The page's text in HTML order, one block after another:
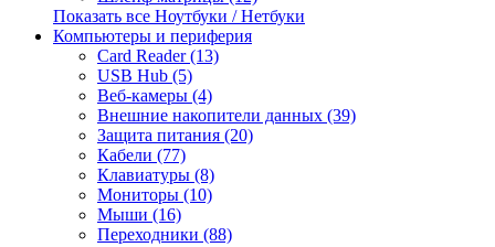
Показать все Ноутбуки / Нетбуки
Компьютеры и периферия
Card Reader (13)
USB Hub (5)
Веб-камеры (4)
Внешние накопители данных (39)
Защита питания (20)
Кабели (77)
Клавиатуры (8)
Мониторы (10)
Мыши (16)
Переходники (88)